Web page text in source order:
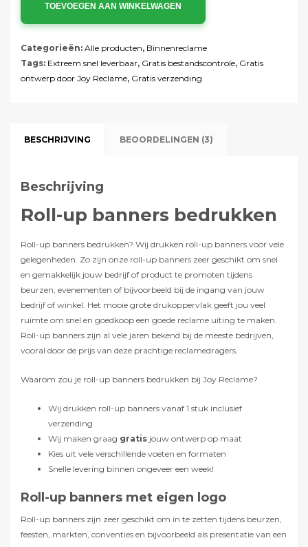
TOEVOEGEN AAN WINKELWAGEN
Categorieën: Alle producten, Binnenreclame
Tags: Extreem snel leverbaar, Gratis bestandscontrole, Gratis
ontwerp door Joy Reclame, Gratis verzending
BESCHRIJVING BEOORDELINGEN (3)
Beschrijving
Roll-up banners bedrukken
Roll-up banners bedrukken? Wij drukken roll-up banners voor vele
gelegenheden. Zo zijn onze roll-up banners zeer geschikt om snel
en gemakkelijk jouw bedrijf of product te promoten tijdens
beurzen, evenementen of bijvoorbeeld bij de ingang van jouw
bedrijf of winkel. Het mooie grote drukoppervlak geeft jou veel
ruimte om snel en goedkoop een goede reclame uiting te maken.
Roll-up banners zijn al vele jaren bekend bij de meeste bedrijven,
vooral door de prijs van deze prachtige reclamedragers.
Waarom zou je roll-up banners bedrukken bij Joy Reclame?
Wij drukken roll-up banners vanaf 1 stuk inclusief
verzending
Wij maken graag gratis jouw ontwerp op maat
Kies uit vele verschillende voeten en formaten
Snelle levering binnen ongeveer een week!
Roll-up banners met eigen logo
Roll-up banners zijn zeer geschikt om in te zetten tijdens beurzen,
feesten, markten, conventies en bijvoorbeeld als presentatie van een